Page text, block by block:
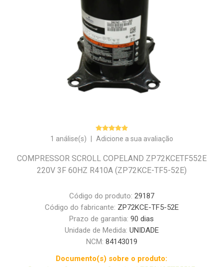
1 análise(s) Adicione a sua avaliação
COMPRESSOR SCROLL COPELAND ZP72KCETF552E
220V 3F 60HZ R410A (ZP72KCE-TF5-52E)
Código do produto: 29187
Código do fabricante: ZP72KCE-TF5-52E
Prazo de garantia: 90 dias
Unidade de Medida: UNIDADE
NCM: 84143019
Documento(s) sobre o produto: